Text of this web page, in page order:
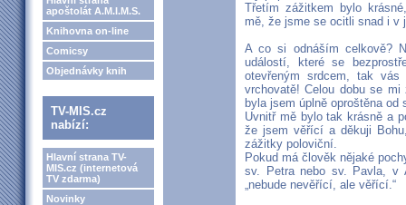
apoštolát A.M.I.M.S.
Knihovna on-line
Comicsy
Objednávky knih
TV-MIS.cz
nabízí:
Hlavní strana TV-
MIS.cz (internetová
TV zdarma)
Novinky
Třetím zážitkem bylo
mě, že jsme se ocitli snad i v
A co si odnáším celkově?
událostí, které se
otevřeným srdcem, tak vás
vrchovatě! Celou dobu se
byla jsem úplně oproštěna
Uvnitř mě bylo tak krásně a
že jsem věřící a děkuji
zážitky poloviční.
Pokud má člověk nějaké
sv. Petra nebo sv. Pavla, v
„nebude nevěřící, ale věřící.“